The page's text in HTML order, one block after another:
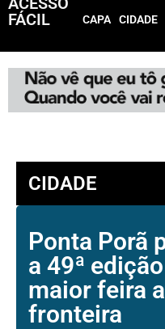
FÁCIL
CAPA CIDADE
CIDADE
Ponta Porã
a 49ª
maior feira
fronteira